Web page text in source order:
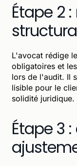
Étape 2
L'avocat rédige
obligatoires et
lors de l'audit. Il
lisible pour le
solidité juridique.
Étape 3